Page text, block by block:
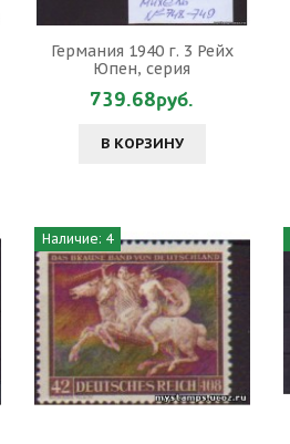
Германия 1940 г. 3 Рейх
Юпен, серия
739.68руб.
В КОРЗИНУ
Наличие: 4